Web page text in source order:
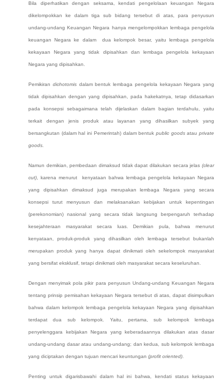
Bila diperhatikan dengan seksama, kendati pengelolaan keuangan Negara
dikelompokkan ke dalam tiga sub bidang tersebut di atas, para penyusun
undang-undang Keuangan Negara hanya mengelompokkan lembaga pengelola
keuangan Negara ke dalam dua kelompok besar, yaitu lembaga pengelola
kekayaan Negara yang tidak dipisahkan dan lembaga pengelola kekayaan
Negara yang dipisahkan.
Pemikiran dichotomisdalam bentuk lembaga pengelola kekayaan Negara yang
tidak dipisahkan dengan yang dipisahkan, pada hakekatnya, tetap didasarkan
pada konsepsi sebagaimana telah dijelaskan dalam bagian terdahulu, yaitu
terkait dengan jenis produk atau layanan yang dihasilkan subyek yang
bersangkutan (dalam hal ini Pemerintah)dalam bentuk public goodsatauprivate
goods.
Namun demikian, pembedaan dimaksud tidak dapat dilakukan secara jelas (clear
cut), karena menurut kenyataan bahwa lembaga pengelola kekayaan Negara
yang dipisahkan dimaksud juga merupakan lembaga Negara yang secara
konsepsiturutmenyusun dan melaksanakan kebijakan untuk kepentingan
(perekonomian) nasional yang secara tidak langsung berpengaruh terhadap
kesejahteraan masyarakat secara luas. Demikian pula, bahwa menurut
kenyataan, produk-produk yang dihasilkan oleh lembaga tersebut bukanlah
merupakan produk yang hanya dapat dinikmati oleh sekelompok masyarakat
yang bersifat eksklusif, tetapi dinikmati oleh masyarakat secara keseluruhan.
Denganmenyimakpola pikir para penyusun Undang-undang Keuangan Negara
tentang prinsip pemisahan kekayaan Negara tersebut di atas, dapat disimpulkan
bahwa dalam kelompok lembaga pengelola kekayaan Negara yang dipisahkan
terdapat dua sub kelompok. Yaitu, pertama, sub kelompok lembaga
penyelenggara kebijakan Negara yang keberadaannya dilakukan atas dasar
undang-undang dasar atau undang-undang; dan kedua, sub kelompok lembaga
yang diciptakan dengan tujuan mencari keuntungan (profit oriented).
Penting untuk digarisbawahi dalam hal ini bahwa, kendati status kekayaan